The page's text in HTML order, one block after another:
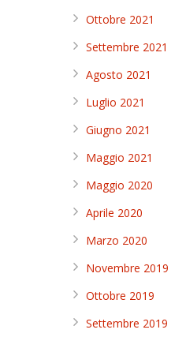
Ottobre 2021
Settembre 2021
Agosto 2021
Luglio 2021
Giugno 2021
Maggio 2021
Maggio 2020
Aprile 2020
Marzo 2020
Novembre 2019
Ottobre 2019
Settembre 2019